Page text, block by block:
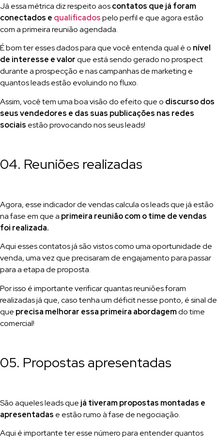
Já essa métrica diz respeito aoscontatos que já foram
conectados e qualificadospelo perfil e que agora estão
com a primeira reunião agendada.
É bom ter esses dados para que você entenda qual é o nível
de interesse e valorque está sendo gerado no prospect
durante a prospecção e nas campanhas de marketing e
quantos leads estão evoluindo no fluxo.
Assim, você tem uma boa visão do efeito que o discurso dos
seus vendedores e das suas publicações nas redes
sociais estão provocando nos seus leads!
04. Reuniões realizadas
Agora, esse indicador de vendas calcula os leads que já estão
na fase em que a primeira reunião com o time de vendas
foi realizada.
Aqui esses contatos já são vistos como uma oportunidade de
venda, uma vez que precisaram de engajamento para passar
para a etapa de proposta.
Por isso é importante verificar quantas reuniões foram
realizadas já que, caso tenha um déficit nesse ponto, é sinal de
que precisa melhorar essa primeira abordagemdo time
comercial!
05. Propostas apresentadas
São aqueles leads que já tiveram propostas montadas e
apresentadas e estão rumo à fase de negociação.
Aqui é importante ter esse número para entender quantos